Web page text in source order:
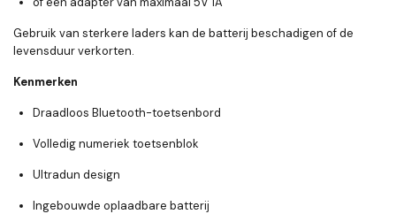
Gebruik van sterkere laders kan de batterij beschadigen of de
levensduur verkorten.
Kenmerken
Draadloos Bluetooth-toetsenbord
Volledig numeriek toetsenblok
Ultradun design
Ingebouwde oplaadbare batterij